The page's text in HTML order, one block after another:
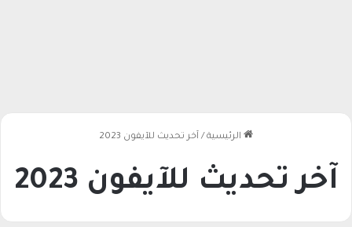
الرئيسية / آخر تحديث للآيفون 2023
آخر تحديث للآيفون 2023